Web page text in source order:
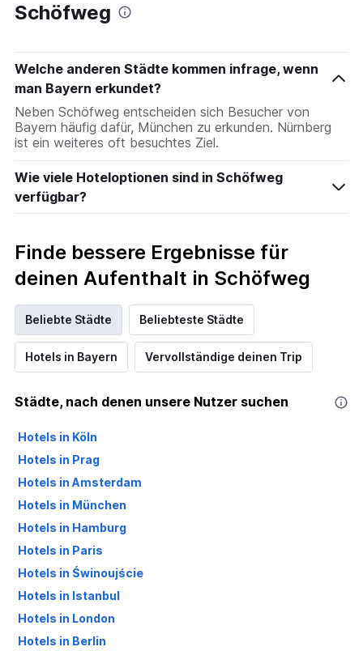
Schöfweg
Welche anderen Städte kommen infrage, wenn
man Bayern erkundet?
Neben Schöfweg entscheiden sich Besucher von
Bayern häufig dafür, München zu erkunden. Nürnberg
ist ein weiteres oft besuchtes Ziel.
Wie viele Hoteloptionen sind in Schöfweg
verfügbar?
Finde bessere Ergebnisse für
deinen Aufenthalt in Schöfweg
Beliebte Städte Beliebteste Städte
Hotels in Bayern Vervollständige deinen Trip
Städte, nach denen unsere Nutzer suchen
Hotels in Köln
Hotels in Prag
Hotels in Amsterdam
Hotels in München
Hotels in Hamburg
Hotels in Paris
Hotels in Świnoujście
Hotels in Istanbul
Hotels in London
Hotels in Berlin